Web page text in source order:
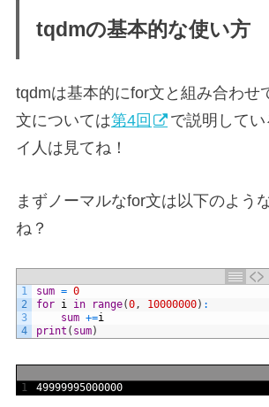
tqdmの基本的な使い方
tqdmは基本的にfor文と組み合わせ
文については第4回
で説明して
イ人は見てね！
まずノーマルなfor文は以下のよう
ね？
1
2
3
4
sum = 0
for i in range(0, 10000000) :
sum +=i
print ( sum)
1 49999995000000